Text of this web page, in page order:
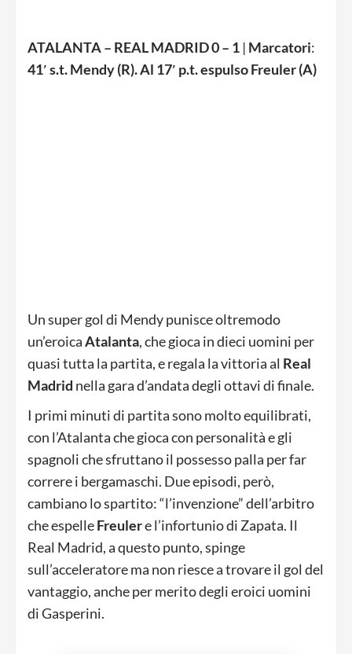
ATALANTA – REAL MADRID 0 – 1 | Marcatori:
41′ s.t. Mendy (R). Al 17′ p.t. espulso Freuler (A)
Un super gol di Mendy punisce oltremodo
un’eroicaAtalanta, che gioca in dieci uomini per
quasi tutta la partita, e regala la vittoria al Real
Madrid nella gara d’andata degli ottavi di finale.
I primi minuti di partita sono molto equilibrati,
con l’Atalanta che gioca con personalità e gli
spagnoli che sfruttano il possesso palla per far
correre i bergamaschi. Due episodi, però,
cambiano lo spartito: “l’invenzione” dell’arbitro
che espelleFreulere l’infortunio di Zapata. Il
Real Madrid, a questo punto, spinge
sull’acceleratore ma non riesce a trovare il gol del
vantaggio, anche per merito degli eroici uomini
di Gasperini.